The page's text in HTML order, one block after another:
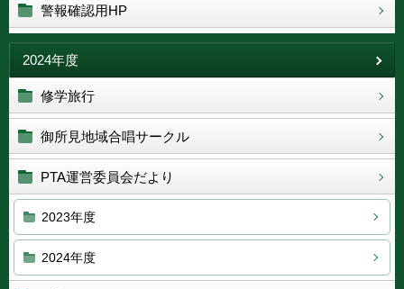
警報確認用HP
2024年度
修学旅行
御所見地域合唱サークル
PTA運営委員会だより
2023年度
2024年度